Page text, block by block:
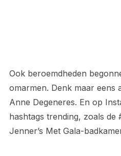
Ook beroemdheden
omarmen. Denk maar eens
Anne Degeneres. En op
hashtags trending, zoals de
Jenner’s Met Gala-